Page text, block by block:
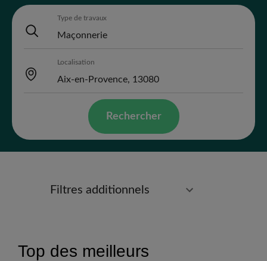
Type de travaux
Localisation
Rechercher
Filtres additionnels
Top des meilleurs